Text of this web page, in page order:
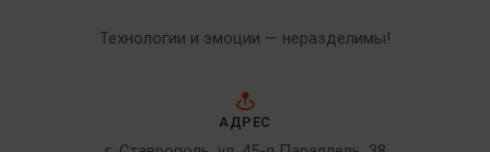
Технологии и эмоции — неразделимы!
АДРЕС